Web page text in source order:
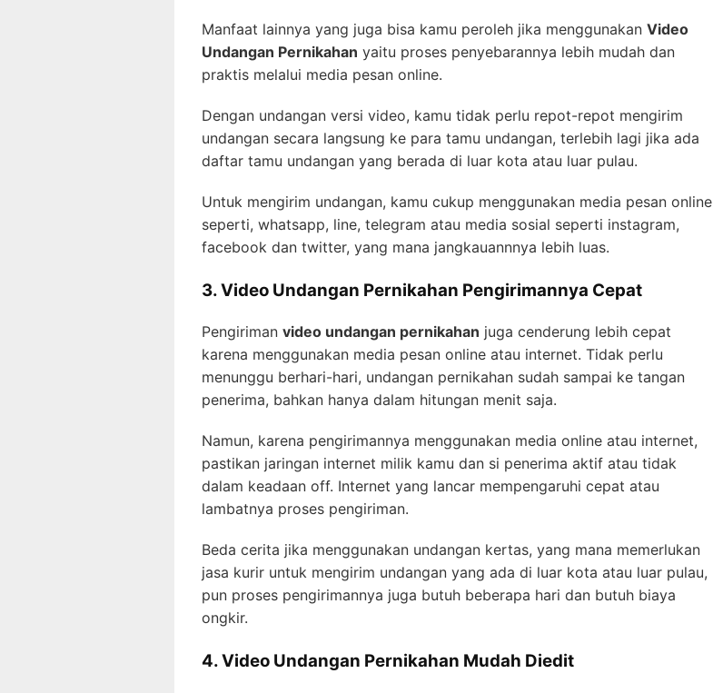
Manfaat lainnya yang juga bisa kamu peroleh jika menggunakan Video
Undangan Pernikahan yaitu proses penyebarannya lebih mudah dan
praktis melalui media pesan online.
Dengan undangan versi video, kamu tidak perlu repot-repot mengirim
undangan secara langsung ke para tamu undangan, terlebih lagi jika ada
daftar tamu undangan yang berada di luar kota atau luar pulau.
Untuk mengirim undangan, kamu cukup menggunakan media pesan online
seperti, whatsapp, line, telegram atau media sosial seperti instagram,
facebook dan twitter, yang mana jangkauannnya lebih luas.
3. Video Undangan Pernikahan Pengirimannya Cepat
Pengiriman video undangan pernikahan juga cenderung lebih cepat
karena menggunakan media pesan online atau internet. Tidak perlu
menunggu berhari-hari, undangan pernikahan sudah sampai ke tangan
penerima, bahkan hanya dalam hitungan menit saja.
Namun, karena pengirimannya menggunakan media online atau internet,
pastikan jaringan internet milik kamu dan si penerima aktif atau tidak
dalam keadaan off. Internet yang lancar mempengaruhi cepat atau
lambatnya proses pengiriman.
Beda cerita jika menggunakan undangan kertas, yang mana memerlukan
jasa kurir untuk mengirim undangan yang ada di luar kota atau luar pulau,
pun proses pengirimannya juga butuh beberapa hari dan butuh biaya
ongkir.
4. Video Undangan Pernikahan Mudah Diedit